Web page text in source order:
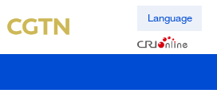
Language